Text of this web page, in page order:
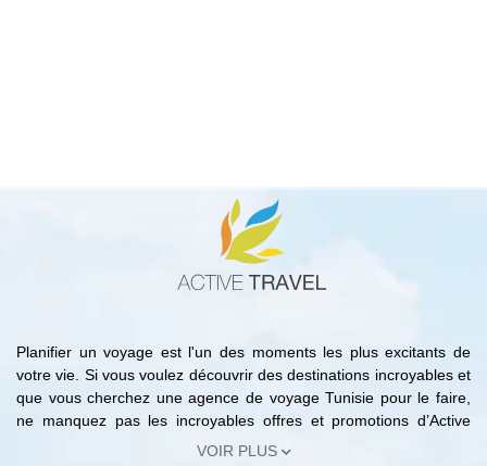
Planifier un voyage est l'un des moments les plus excitants de
votre vie. Si vous voulez découvrir des destinations incroyables et
que vous cherchez une agence de voyage Tunisie pour le faire,
ne manquez pas les incroyables offres et promotions d’Active
Travel. En effet, avec notre agence de voyage Tunisie vous
VOIR PLUS